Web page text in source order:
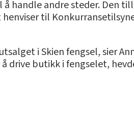
handle andre steder. Den
til
i Skien fengsel, sier
drive butikk i fengselet,